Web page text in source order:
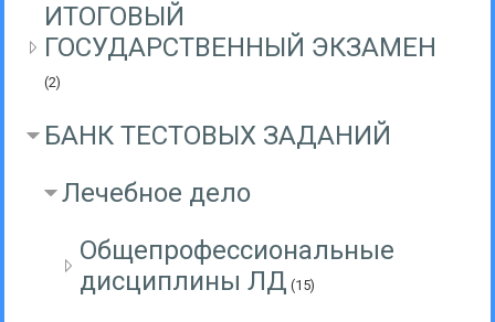
ИТОГОВЫЙ
ГОСУДАРСТВЕННЫЙ ЭКЗАМЕН
(2)
БАНК ТЕСТОВЫХ ЗАДАНИЙ
Лечебное дело
Общепрофессиональные
дисциплины ЛД (15)